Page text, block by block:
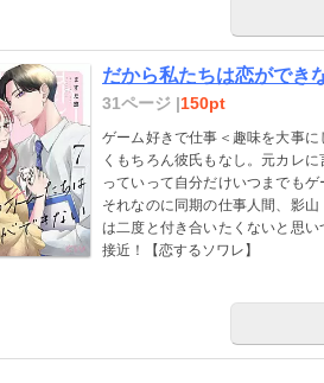
だから私たちは恋ができ
31ページ |150pt
ゲーム好きで仕事＜趣味を大事
くもちろん彼氏もなし。元カレ
っていって自分だけいつまでも
それなのに同期の仕事人間、影
は二度と付き合いたくないと思
接近！【恋するソワレ】